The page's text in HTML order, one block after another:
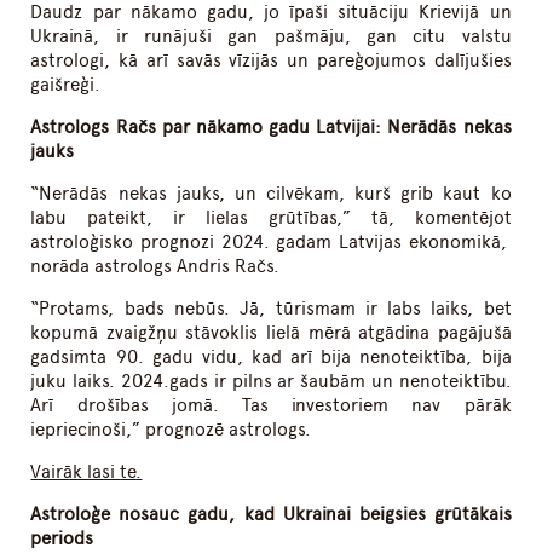
Daudz par nākamo gadu, jo īpaši situāciju Krievijā un
Ukrainā, ir runājuši gan pašmāju, gan citu valstu
astrologi, kā arī savās vīzijās un pareģojumos dalījušies
gaišreģi.
Astrologs Račs par nākamo gadu Latvijai: Nerādās nekas
jauks
“Nerādās nekas jauks, un cilvēkam, kurš grib kaut ko
labu pateikt, ir lielas grūtības,” tā, komentējot
astroloģisko prognozi 2024. gadam Latvijas ekonomikā,
norāda astrologs Andris Račs.
“Protams, bads nebūs. Jā, tūrismam ir labs laiks, bet
kopumā zvaigžņu stāvoklis lielā mērā atgādina pagājušā
gadsimta 90. gadu vidu, kad arī bija nenoteiktība, bija
juku laiks. 2024.gads ir pilns ar šaubām un nenoteiktību.
Arī drošības jomā. Tas investoriem nav pārāk
iepriecinoši,” prognozē astrologs.
Vairāk lasite.
Astroloģe nosauc gadu, kad Ukrainai beigsies grūtākais
periods